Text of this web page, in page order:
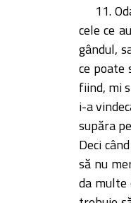
11.
cele ce
gândul,
ce poate
fiind, mi
i-a
supăra
Deci
să nu
da multe